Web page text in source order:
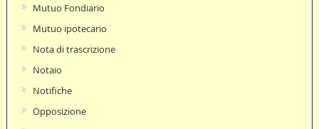
Mutuo Fondiario
Mutuo ipotecario
Nota di trascrizione
Notaio
Notifiche
Opposizione